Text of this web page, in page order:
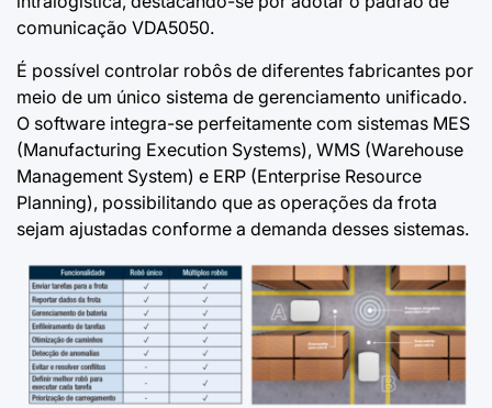
comunicação VDA5050.
É possível controlar robôs de diferentes fabricantes por
meio de um único sistema de gerenciamento unificado.
O software integra-se perfeitamente com sistemas MES
(Manufacturing Execution Systems), WMS (Warehouse
Management System) e ERP (Enterprise Resource
Planning), possibilitando que as operações da frota
sejam ajustadas conforme a demanda desses sistemas.